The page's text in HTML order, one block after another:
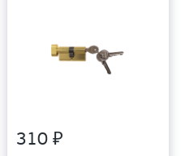
310 ₽